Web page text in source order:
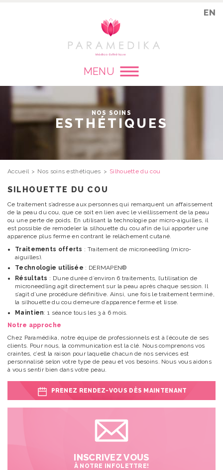
EN
MENU
NOS SOINS
ESTHÉTIQUES
Accueil Nos soins esthétiques Silhouette du cou
SILHOUETTE DU COU
Ce traitement s’adresse aux personnes qui remarquent un affaissement
de la peau du cou, que ce soit en lien avec le vieillissement de la peau
ou une perte de poids. En utilisant la technologie par micro-aiguilles, il
est possible de remodeler la silhouette du cou afin de lui apporter une
apparence plus ferme en contrant le relâchement cutané.
Traitements offerts : Traitement de microneedling (micro-
aiguilles).
Technologie utilisée : DERMAPEN®
Résultats : D’une durée d’environ 6 traitements, l’utilisation de
microneedling agit directement sur la peau après chaque session. Il
s’agit d’une procédure définitive. Ainsi, une fois le traitement terminé,
la silhouette du cou demeure d’apparence ferme et lisse.
Maintien: 1 séance tous les 3 à 6 mois.
Notre approche
Chez Paramédika, notre équipe de professionnels est à l’écoute de ses
clients. Pour nous, la communication est la clé. Nous comprenons vos
craintes, c’est la raison pour laquelle chacun de nos services est
personnalisé selon votre type de peau et vos besoins. Nous vous aidons
à vous sentir bien dans votre peau.
PRENEZ RENDEZ-VOUS DÈS MAINTENANT
INSCRIVEZ VOUS
À NOTRE INFOLETTRE!